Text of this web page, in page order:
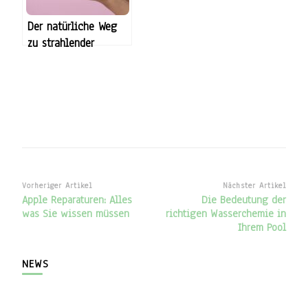
Der natürliche Weg
zu strahlender
Beitragsnavigation
Vorheriger Artikel
Apple Reparaturen: Alles
was Sie wissen müssen
Nächster Artikel
Die Bedeutung der
richtigen Wasserchemie in
Ihrem Pool
NEWS